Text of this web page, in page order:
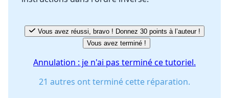
Vous avez réussi, bravo ! Donnez 30 points à l’auteur !
Vous avez terminé !
Annulation : je n'ai pas terminé ce tutoriel.
21 autres ont terminé cette réparation.